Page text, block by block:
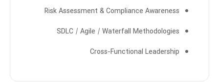
Risk Assessment & Compliance Awareness
SDLC / Agile / Waterfall Methodologies
Cross-Functional Leadership